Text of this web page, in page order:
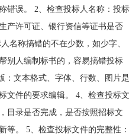
错误。 2、检查投标人名称：投标
产许可证、银行资信等证书是否
名称搞错的不在少数，如少字、
别人编制标书的，容易搞错投标
：文本格式、字体、行数、图片是
文件的要求编辑。 4、检查投标文
目录是否完成，是否按照招标文
等。 5、检查投标文件的完整性：